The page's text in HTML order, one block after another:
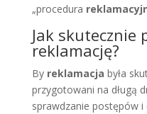
„procedura
Jak skutecznie
reklamację?
By reklamacja była
przygotowani na długą
sprawdzanie postępów